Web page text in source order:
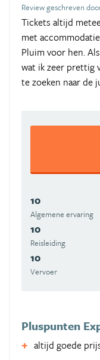
Review geschreven
Tickets altijd
met
Pluim voor hen.
wat ik zeer prettig
te zoeken naar de
10
Algemene ervaring
10
Reisleiding
10
Vervoer
Pluspunten
altijd goede